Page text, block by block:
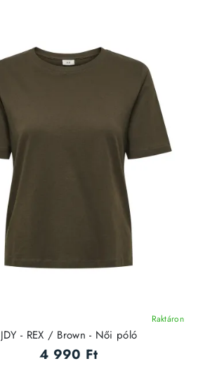
Raktáron
JDY - REX / Brown - Női póló
4 990 Ft